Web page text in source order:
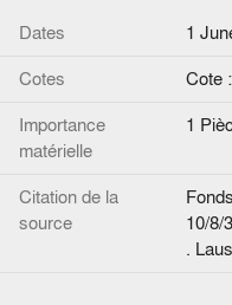
Dates
1
Cotes
Cote
Importance
matérielle
1
Citation de la
source
10/8/3
.